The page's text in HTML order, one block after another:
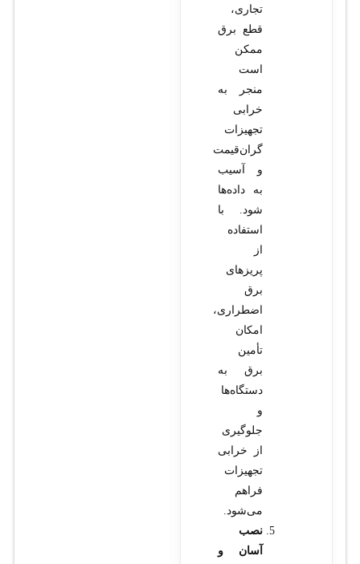
تجاری،
قطع برق
ممکن
است
منجر به
خرابی
تجهیزات
گران‌قیمت
و آسیب
به داده‌ها
شود. با
استفاده
از
پریزهای
برق
اضطراری،
امکان
تأمین
برق به
دستگاه‌ها
و
جلوگیری
از خرابی
تجهیزات
فراهم
می‌شود.
نصب
آسان و